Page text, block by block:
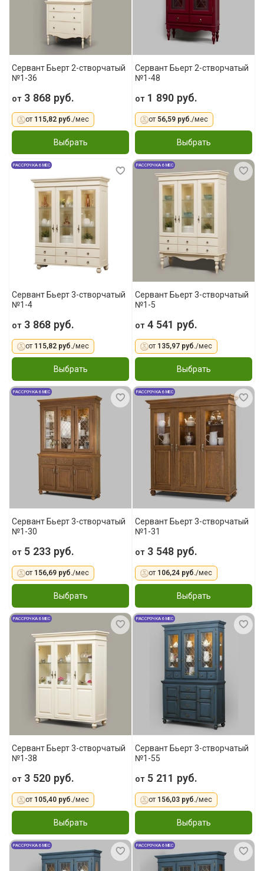
Сервант Бьерт 2-створчатый
№1-36
от3 868 руб.
от 115,82 руб./мес
Выбрать
Сервант Бьерт 2-створчатый
№1-48
от1 890 руб.
от 56,59 руб./мес
Выбрать
РАССРОЧКА 6 МЕС
Сервант Бьерт 3-створчатый
№1-4
от3 868 руб.
от 115,82 руб./мес
Выбрать
РАССРОЧКА 6 МЕС
Сервант Бьерт 3-створчатый
№1-5
от4 541 руб.
от 135,97 руб./мес
Выбрать
РАССРОЧКА 6 МЕС
Сервант Бьерт 3-створчатый
№1-30
от5 233 руб.
от 156,69 руб./мес
Выбрать
РАССРОЧКА 6 МЕС
Сервант Бьерт 3-створчатый
№1-31
от3 548 руб.
от 106,24 руб./мес
Выбрать
РАССРОЧКА 6 МЕС
Сервант Бьерт 3-створчатый
№1-38
от3 520 руб.
от 105,40 руб./мес
Выбрать
РАССРОЧКА 6 МЕС
Сервант Бьерт 3-створчатый
№1-55
от5 211 руб.
от 156,03 руб./мес
Выбрать
РАССРОЧКА 6 МЕС РАССРОЧКА 6 МЕС